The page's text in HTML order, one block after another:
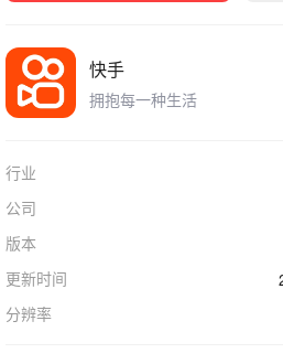
快手
拥抱每一种生活
行业
公司
版本
更新时间
分辨率